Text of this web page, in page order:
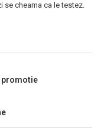
se cheama ca le testez.
promotie